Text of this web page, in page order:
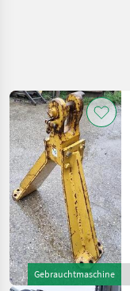
Gebrauchtmaschine